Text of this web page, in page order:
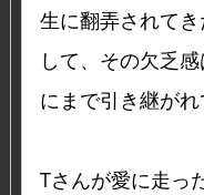
生に翻弄されて
して、その欠乏
にまで引き継がれ
Tさんが愛に走っ